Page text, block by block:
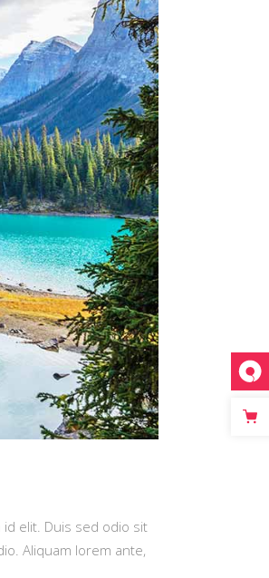
elit. Duis sed odio sit
Aliquam lorem ante,